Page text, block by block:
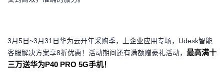
3月5日~3月31日华为云开年采购季，上企业应用专场，Udesk智能
客服解决方案享8折优惠！ 活动期间还有满额赠豪礼活动， 最高满十
三万送华为P40 PRO 5G手机！